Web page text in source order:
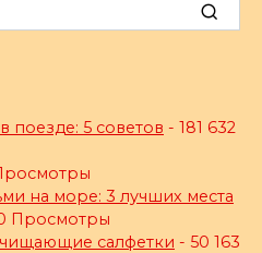
поезде: 5 советов - 181 632
на море: 3 лучших места
Просмотры
салфетки - 50 163